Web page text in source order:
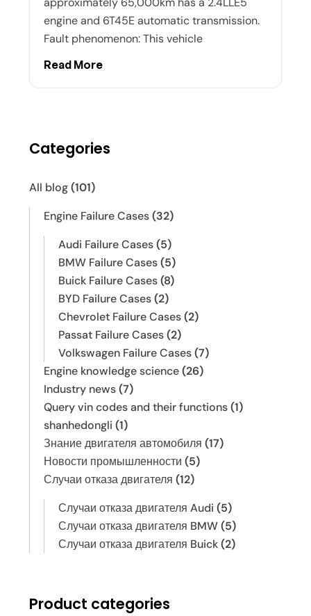
engine and 6T45E automatic transmission.
Fault phenomenon: This vehicle
Read More
Categories
All blog(101)
Engine Failure Cases(32)
Audi Failure Cases(5)
BMW Failure Cases(5)
Buick Failure Cases(8)
BYD Failure Cases(2)
Chevrolet Failure Cases(2)
Passat Failure Cases(2)
Volkswagen Failure Cases(7)
Engine knowledge science(26)
Industry news(7)
Query vin codes and their functions(1)
shanhedongli (1)
Знание двигателя автомобиля (17)
Новости промышленности (5)
Случаи отказа двигателя (12)
Случаи отказа двигателя Audi (5)
Случаи отказа двигателя BMW(5)
Случаи отказа двигателя Buick(2)
Product categories